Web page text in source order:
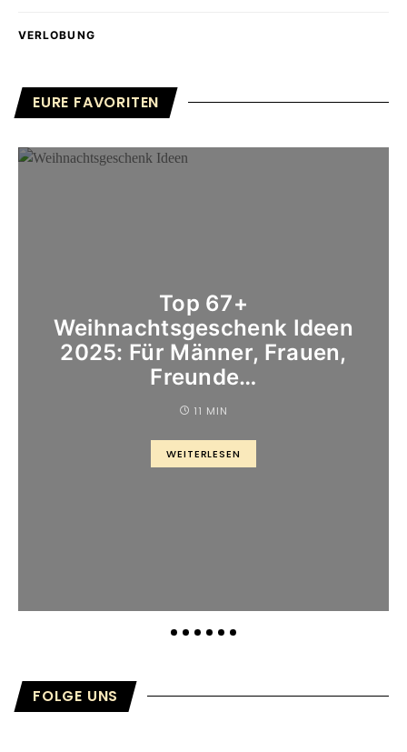
VERLOBUNG
EURE FAVORITEN
Top 67+
Weihnachtsgeschenk Ideen
2025: Für Männer, Frauen,
Freunde…
11 MIN
WEITERLESEN
FOLGE UNS